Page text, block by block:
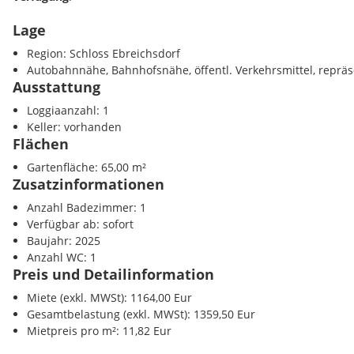
LAGE
Die Liegenschaft befindet sich
am Hauptplatz 16 in Ebreichsdorf
hervorragende Lage, die urbanen Komfort mit naturnahem
unmittelbarer Umgebung stehen vielfältige Freizeit- und
sowie zahlreiche Einkaufsmöglichkeiten für den täglichen
gelungene Kombination aus zentraler Lage und ruhigem
Immobilie besonders attraktiv.
AUSSTATTUNG
- Vielseitiges Angebot an Wohnungstypen
-
Küchen sind vollausgestattet
- Großformatfliesen in Badezimmer/WC mit moderner
- Echtholz-Parkett
- Fußbodenheizung
-Klimaanlagen im DG
- elektrische Außenjalousien
RAUMAUFTEILUNGEN
Lage
Region: Schloss Ebreichsdorf
Autobahnnähe, Bahnhofsnähe, öffentl. Verkehrsmittel,
Ausstattung
Loggiaanzahl: 1
Keller: vorhanden
Flächen
Gartenfläche: 65,00 m²
Zusatzinformationen
Anzahl Badezimmer: 1
Verfügbar ab: sofort
Baujahr: 2025
Anzahl WC: 1
Preis und Detailinformation
Miete (exkl. MWSt): 1164,00 Eur
Gesamtbelastung (exkl. MWSt): 1359,50 Eur
Mietpreis pro m²: 11,82 Eur